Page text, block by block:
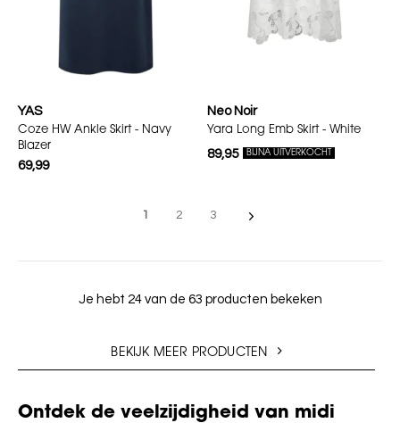
YAS
Coze HW Ankle Skirt - Navy
Blazer
69,99
Neo Noir
Yara Long Emb Skirt - White
89,95 BIJNA UITVERKOCHT
1 2 3
Je hebt 24 van de 63 producten bekeken
BEKIJK MEER PRODUCTEN
Ontdek de veelzijdigheid van midi